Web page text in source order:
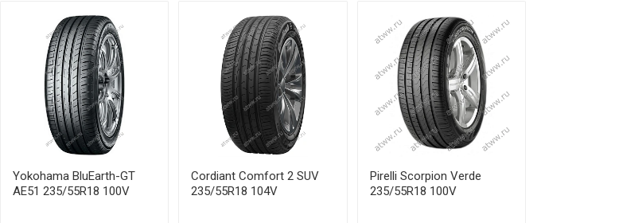
от 23 090 ₽
от 28 240 ₽
от 36 850 ₽
от 31 820 ₽
Yokohama BluEarth-GT
AE51 235/55R18 100V
Cordiant Comfort 2 SUV
235/55R18 104V
Pirelli Scorpion Verde
235/55R18 100V